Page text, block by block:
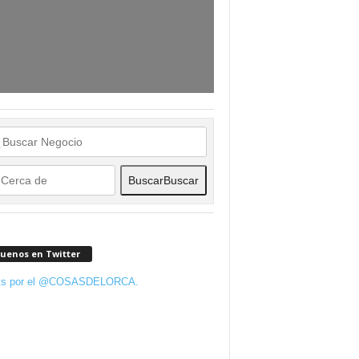
BuscarBuscar
en Twitter
por el @COSASDELORCA.